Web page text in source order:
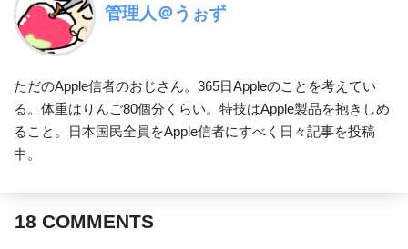
管理人＠うぉず
ただのApple信者のおじさん。365日Appleのことを考えてい
る。体重はりんご80個分くらい。特技はApple製品を抱きしめ
ること。日本国民全員をApple信者にすべく日々記事を投稿
中。
18 COMMENTS